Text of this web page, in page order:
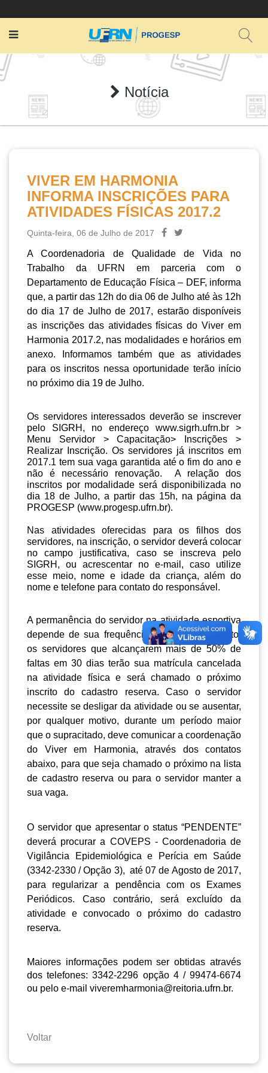
Notícia
VIVER EM HARMONIA
INFORMA INSCRIÇÕES PARA
ATIVIDADES FÍSICAS 2017.2
Quinta-feira, 06 de Julho de 2017
A Coordenadoria de Qualidade de Vida no
Trabalho da UFRN em parceria com o
Departamento de Educação Física – DEF, informa
que, a partir das 12h do dia 06 de Julho até às 12h
do dia 17 de Julho de 2017, estarão disponíveis
as inscrições das atividades físicas do Viver em
Harmonia 2017.2, nas modalidades e horários em
anexo. Informamos também que as atividades
para os inscritos nessa oportunidade terão início
no próximo dia 19 de Julho.
Os servidores interessados deverão se inscrever
pelo SIGRH, no endereço www.sigrh.ufrn.br >
Menu Servidor > Capacitação> Inscrições >
Realizar Inscrição. Os servidores já inscritos em
2017.1 tem sua vaga garantida até o fim do ano e
não é necessário renovação. A relação dos
inscritos por modalidade será disponibilizada no
dia 18 de Julho, a partir das 15h, na página da
PROGESP (www.progesp.ufrn.br).
Nas atividades oferecidas para os filhos dos
servidores, na inscrição, o servidor deverá colocar
no campo justificativa, caso se inscreva pelo
SIGRH, ou acrescentar no e-mail, caso utilize
esse meio, nome e idade da criança, além do
nome e telefone para contato do responsável.
A permanência do servidor na atividade esportiva
depende de sua frequência nas aulas. Portanto,
os servidores que alcançarem mais de 50% de
faltas em 30 dias terão sua matrícula cancelada
na atividade física e será chamado o próximo
inscrito do cadastro reserva. Caso o servidor
necessite se desligar da atividade ou se ausentar,
por qualquer motivo, durante um período maior
que o supracitado, deve comunicar a coordenação
do Viver em Harmonia, através dos contatos
abaixo, para que seja chamado o próximo na lista
de cadastro reserva ou para o servidor manter a
sua vaga.
O servidor que apresentar o status “PENDENTE”
deverá procurar a COVEPS - Coordenadoria de
Vigilância Epidemiológica e Perícia em Saúde
(3342-2330 / Opção 3), até 07 de Agosto de 2017,
para regularizar a pendência com os Exames
Periódicos. Caso contrário, será excluído da
atividade e convocado o próximo do cadastro
reserva.
Maiores informações podem ser obtidas através
dos telefones: 3342-2296 opção 4 / 99474-6674
ou pelo e-mail viveremharmonia@reitoria.ufrn.br.
Voltar